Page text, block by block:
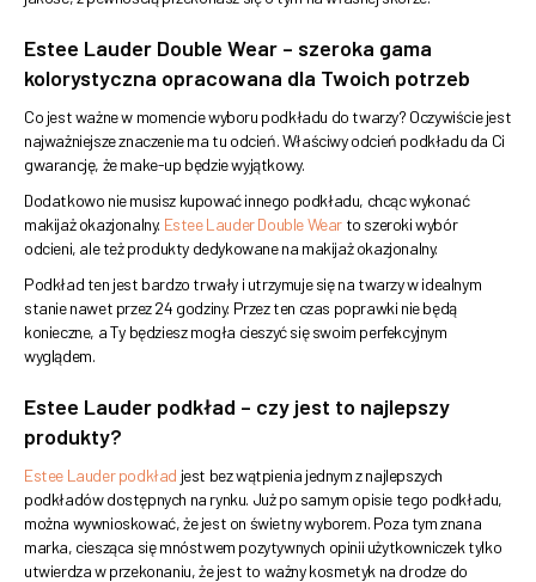
Estee Lauder Double Wear – szeroka gama
kolorystyczna opracowana dla Twoich potrzeb
Co jest ważne w momencie wyboru podkładu do twarzy? Oczywiście jest
najważniejsze znaczenie ma tu odcień. Właściwy odcień podkładu da Ci
gwarancję, że make-up będzie wyjątkowy.
Dodatkowo nie musisz kupować innego podkładu, chcąc wykonać
makijaż okazjonalny. Estee Lauder Double Wear to szeroki wybór
odcieni, ale też produkty dedykowane na makijaż okazjonalny.
Podkład ten jest bardzo trwały i utrzymuje się na twarzy w idealnym
stanie nawet przez 24 godziny. Przez ten czas poprawki nie będą
konieczne, a Ty będziesz mogła cieszyć się swoim perfekcyjnym
wyglądem.
Estee Lauder podkład – czy jest to najlepszy
produkty?
Estee Lauder podkład jest bez wątpienia jednym z najlepszych
podkładów dostępnych na rynku. Już po samym opisie tego podkładu,
można wywnioskować, że jest on świetny wyborem. Poza tym znana
marka, ciesząca się mnóstwem pozytywnych opinii użytkowniczek tylko
utwierdza w przekonaniu, że jest to ważny kosmetyk na drodze do